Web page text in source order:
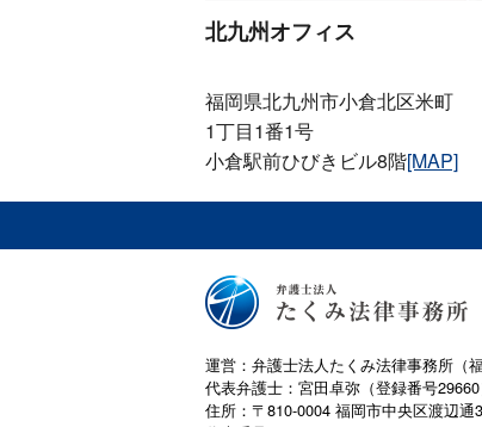
北九州オフィス
福岡県北九州市小倉北区米町
1丁目1番1号
小倉駅前ひびきビル8階[MAP]
運営：弁護士法人たくみ法律事務所（
代表弁護士：宮田卓弥（登録番号29660
住所：〒810-0004 福岡市中央区渡辺通